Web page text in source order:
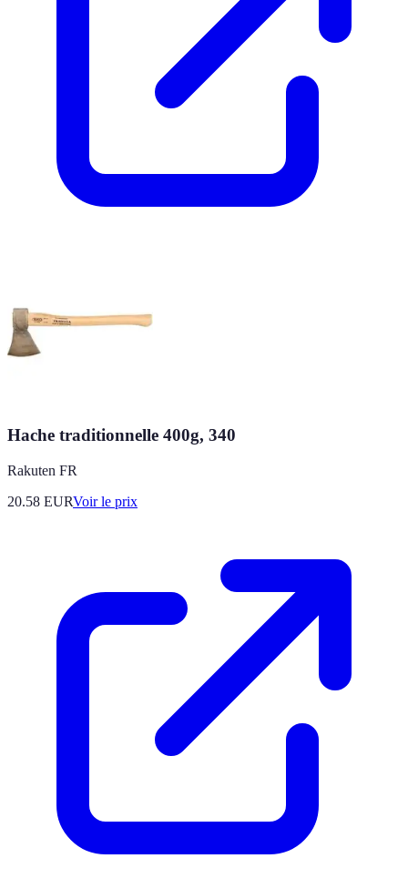
Hache traditionnelle 400g, 340
Rakuten FR
20.58 EURVoir le prix